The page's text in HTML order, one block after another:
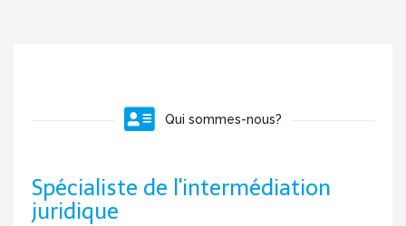
Qui sommes-nous?
Spécialiste de l'intermédiation
juridique